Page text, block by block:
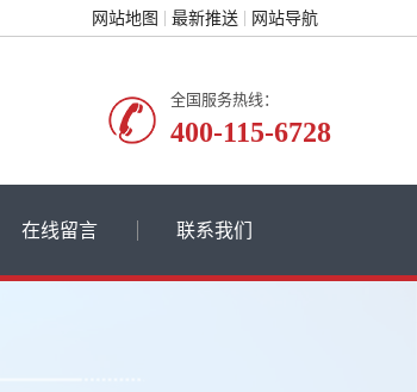
网站地图 最新推送 网站导航
全国服务热线：
400-115-6728
在线留言 联系我们